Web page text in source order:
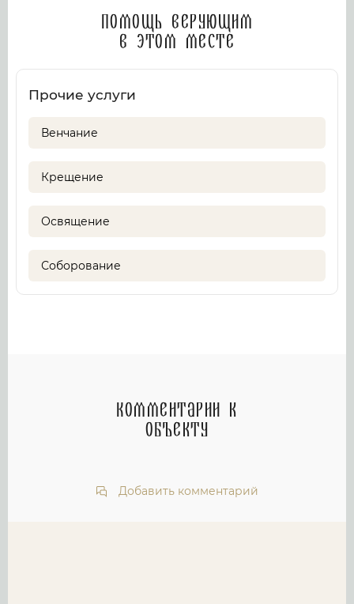
Помощь верующим
в этом месте
Прочие услуги
Венчание
Крещение
Освящение
Соборование
Комментарии к
объекту
Добавить комментарий